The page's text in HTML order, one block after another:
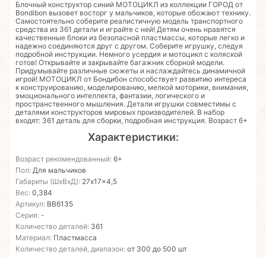
Блочный конструктор синий МОТОЦИКЛ из коллекции ГОРОД от
Bondibon вызовет восторг у мальчиков, которые обожают технику.
Самостоятельно соберите реалистичную модель транспортного
средства из 361 детали и играйте с ней! Детям очень нравятся
качественные блоки из безопасной пластмассы, которые легко и
надежно соединяются друг с другом. Соберите игрушку, следуя
подробной инструкции. Немного усердия и мотоцикл с коляской
готов! Открывайте и закрывайте багажник сборной модели.
Придумывайте различные сюжеты и наслаждайтесь динамичной
игрой! МОТОЦИКЛ от Бондибон способствует развитию интереса
к конструированию, моделированию, мелкой моторики, внимания,
эмоционального интеллекта, фантазии, логического и
пространственного мышления. Детали игрушки совместимы с
деталями конструкторов мировых производителей. В набор
входят: 361 деталь для сборки, подробная инструкция. Возраст 6+
Характеристики:
Возраст рекомендованный: 6+
Пол: Для мальчиков
Габариты (ШхВхД): 27x17x4,5
Вес: 0,384
Артикул: ВВ6135
Серия: -
Количество деталей: 361
Материал: Пластмасса
Количество деталей, диапазон: от 300 до 500 шт